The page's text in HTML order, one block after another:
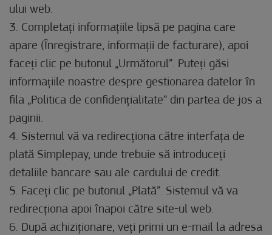
ului web.
3. Completați informațiile lipsă pe pagina care
apare (Înregistrare, informații de facturare), apoi
faceți clic pe butonul „Următorul”. Puteți găsi
informațiile noastre despre gestionarea datelor în
fila „Politica de confidențialitate” din partea de jos a
paginii.
4. Sistemul vă va redirecționa către interfața de
plată Simplepay, unde trebuie să introduceți
detaliile bancare sau ale cardului de credit.
5. Faceți clic pe butonul „Plată”. Sistemul vă va
redirecționa apoi înapoi către site-ul web.
6. După achiziționare, veți primi un e-mail la adresa